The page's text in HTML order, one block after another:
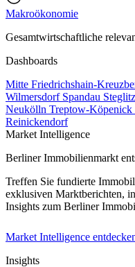
Makroökonomie
Gesamtwirtschaftliche
Dashboards
Mitte Friedrichshain-
Wilmersdorf Spandau
Neukölln Treptow-Köpenick
Reinickendorf
Market Intelligence
Berliner Immobilienmarkt
Treffen Sie fundierte
exklusiven Marktberichten,
Insights zum Berliner
Market Intelligence
Insights